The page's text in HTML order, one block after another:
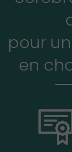
pour
en